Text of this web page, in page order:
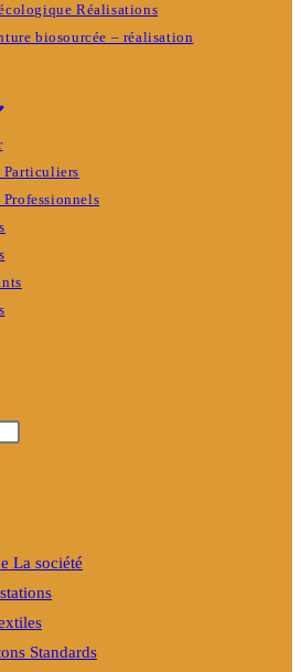
Réalisations
biosourcée – réalisation
Particuliers
La société
Standards